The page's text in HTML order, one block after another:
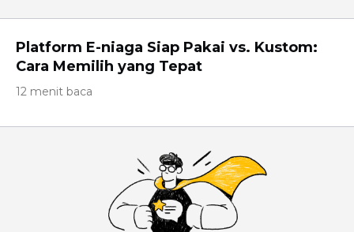
Platform E-niaga Siap Pakai vs. Kustom:
Cara Memilih yang Tepat
12 menit baca